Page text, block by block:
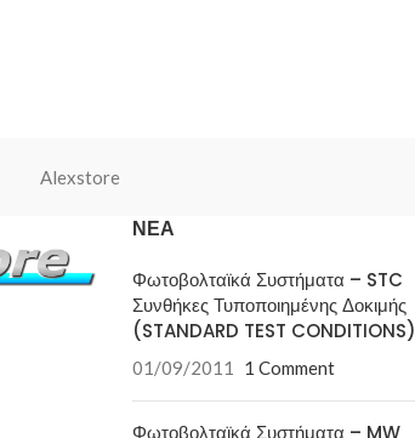
Alexstore
ΝΈΑ
Φωτοβολταϊκά Συστήματα – STC
Συνθήκες Τυποποιημένης Δοκιμής
(STANDARD TEST CONDITIONS)
01/09/2011 1 Comment
Φωτοβολταϊκά Συστήματα – MW